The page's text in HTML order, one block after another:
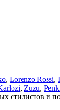
, Lorenzo Rossi,
, Zuzu, Penki
стилистов и